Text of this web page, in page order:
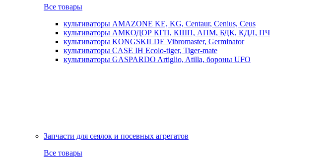
Все товары
культиваторы AMAZONE KE, KG, Centaur, Cenius, Ceus
культиваторы АМКОДОР КГП, КШП, АПМ, БДК, КДЛ, ПЧ
культиваторы KONGSKILDE Vibromaster, Germinator
культиваторы CASE IH Ecolo-tiger, Tiger-mate
культиваторы GASPARDO Artiglio, Atilla, бороны UFO
Запчасти для сеялок и посевных агрегатов
Все товары